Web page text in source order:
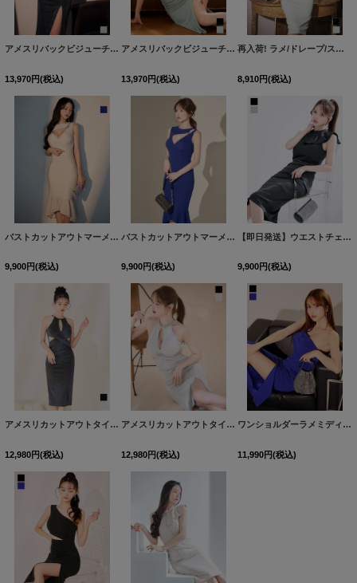
アメスリバックビジューチェーンミディアムドレス/キャバドレス【S-Lサイズ/2カラー】[OF03] 【YN】dzckuFV
13,970円(税込)
アメスリバックビジューチェーンミディアムドレス/キャバドレス【S-Lサイズ/2カラー】[OF03] 【YN】dzckuFV
13,970円(税込)
再入荷! ラメ/ドレープ/ストレッチ/ノースリーブ/タイト/谷間見せ/ミディアムドレス/キャバドレス【S-Lサイズ/2カラー】[OF03] 【IM】
8,910円(税込)
バストカットアウトマーメイドミディアムドレス/キャバドレス【S-Lサイズ/2カラー】[OF03] 【YN】dzqFV
9,900円(税込)
バストカットアウトマーメイドミディアムドレス/キャバドレス【S-Lサイズ/2カラー】[OF03] 【YN】dzqFV
9,900円(税込)
【即日発送】ウエストチェーンフリルショルダーラメミディアムドレス/キャバドレス【XS-Lサイズ/2カラー】[OF03] 【IM】
9,900円(税込)
アメスリカットアウトタイトドレス【S-Mサイズ/2カラー】[OF03] 【YN】dzwsFV [
12,980円(税込)
アメスリカットアウトタイトドレス【S-Mサイズ/2カラー】[OF03] 【YN】dzwsFV
12,980円(税込)
ワンショルダーラメミディアムドレス/キャバドレス【S-Lサイズ/2カラー】[OF03] 【YN】dzwuFV
11,990円(税込)